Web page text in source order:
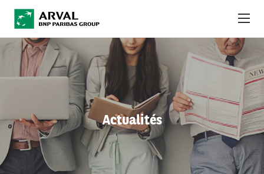
Aller au contenu principal
Actualités
À PROPOS
DÉVELOPPEMENT DURABLE
DEBT INVESTORS